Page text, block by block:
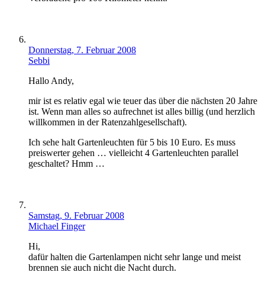
Donnerstag, 7. Februar 2008
Sebbi
Hallo Andy,
mir ist es relativ egal wie teuer das über die nächsten 20 Jahre
ist. Wenn man alles so aufrechnet ist alles billig (und herzlich
willkommen in der Ratenzahlgesellschaft).
Ich sehe halt Gartenleuchten für 5 bis 10 Euro. Es muss
preiswerter gehen … vielleicht 4 Gartenleuchten parallel
geschaltet? Hmm …
Samstag, 9. Februar 2008
Michael Finger
Hi,
dafür halten die Gartenlampen nicht sehr lange und meist
brennen sie auch nicht die Nacht durch.